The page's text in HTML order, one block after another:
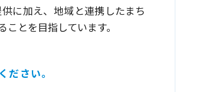
に加え、地域と連携したまち
とを目指しています。
さい。